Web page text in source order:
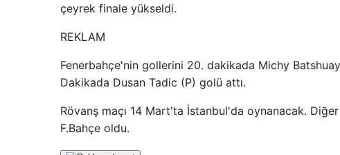
çeyrek finale yükseldi.
REKLAM
Fenerbahçe'nin gollerini 20. dakikada Michy
Dakikada Dusan Tadic (P) golü attı.
Rövanş maçı 14 Mart'ta İstanbul'da oynanacak.
F.Bahçe oldu.